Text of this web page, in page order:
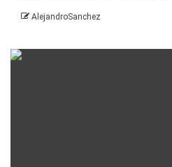
AlejandroSanchez